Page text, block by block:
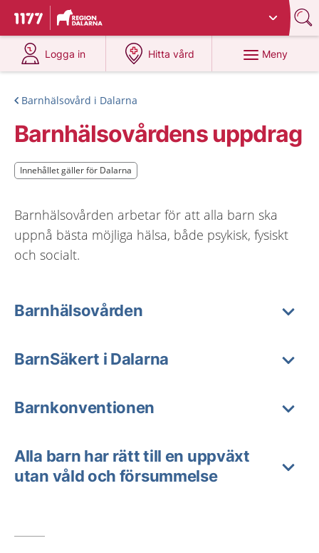
Till startsidan för 1177
Du har valt region
Logga in
på 1177.se
Hitta vård
på 1177.se
Meny
Barnhälsovård i Dalarna
Barnhälsovårdens uppdrag
Innehållet gäller för Dalarna
Innehållet gäller för Dalarna
Barnhälsovården arbetar för att alla barn ska
uppnå bästa möjliga hälsa, både psykisk, fysiskt
och socialt.
Barnhälsovården
BarnSäkert i Dalarna
Barnkonventionen
Alla barn har rätt till en uppväxt
utan våld och försummelse